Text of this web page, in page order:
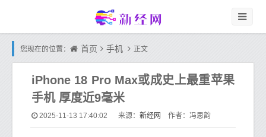
您现在的位置： 首页 手机 正文
iPhone 18 Pro Max或成史上最重苹果
手机 厚度近9毫米
2025-11-13 17:40:02 来源： 新经网 作者：冯思韵